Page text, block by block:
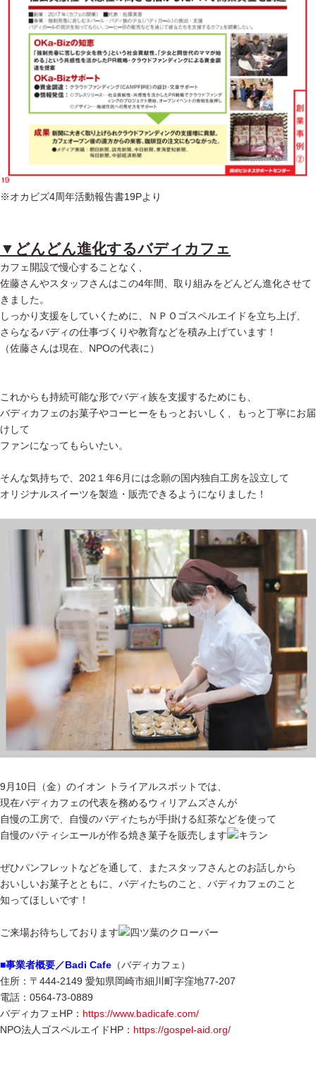
※オカビズ4周年活動報告書19Pより
▼どんどん進化するバディカフェ
カフェ開設で慢心することなく、
佐藤さんやスタッフさんはこの4年間、取り組みをどんどん進化させて
きました。
しっかり支援をしていくために、ＮＰＯゴスペルエイドを立ち上げ、
さらなるバディの仕事づくりや教育などを積み上げています！
（佐藤さんは現在、NPOの代表に）
これからも持続可能な形でバディ族を支援するためにも、
バディカフェのお菓子やコーヒーをもっとおいしく、もっと丁寧にお届
けして
ファンになってもらいたい。
そんな気持ちで、202１年6月には念願の国内独自工房を設立して
オリジナルスイーツを製造・販売できるようになりました！
9月10日（金）のイオン トライアルスポットでは、
現在バディカフェの代表を務めるウィリアムズさんが
自慢の工房で、自慢のバディたちが手掛ける紅茶などを使って
自慢のパティシエールが作る焼き菓子を販売します
ぜひパンフレットなどを通して、またスタッフさんとのお話しから
おいしいお菓子とともに、バディたちのこと、バディカフェのこと
知ってほしいです！
ご来場お待ちしております
■事業者概要／Badi Cafe （バディカフェ）
住所：〒444-2149 愛知県岡崎市細川町字窪地77-207
電話：0564-73-0889
バディカフェHP： https://www.badicafe.com/
NPO法人ゴスペルエイドHP： https://gospel-aid.org/